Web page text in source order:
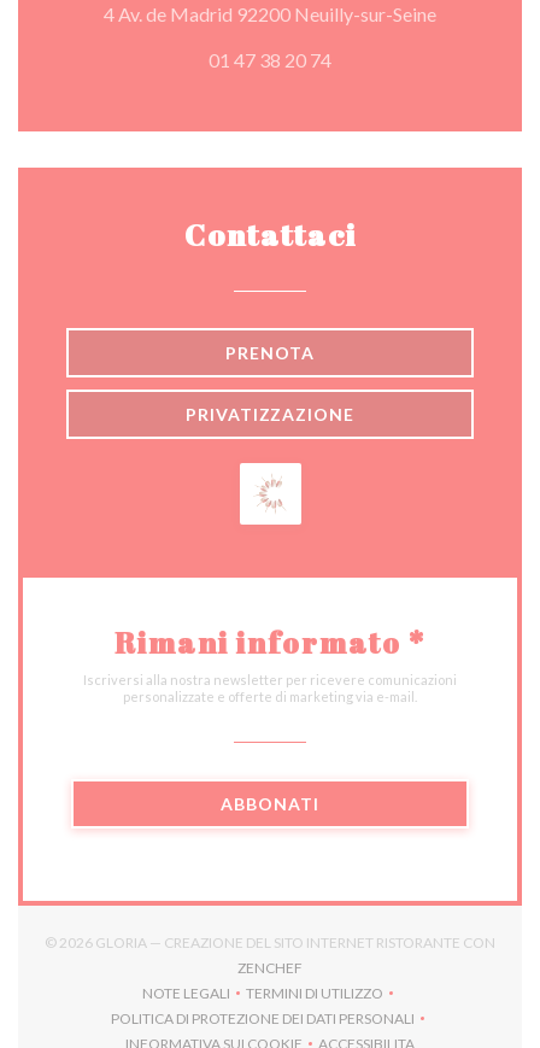
4 Av. de Madrid 92200 Neuilly-sur-Seine((apre una
01 47 38 20 74
Contattaci
PRENOTA
PRIVATIZZAZIONE
Rimani informato *
Iscriversi alla nostra newsletter per ricevere comunicazioni
personalizzate e offerte di marketing via e-mail.
ABBONATI
© 2026 GLORIA — CREAZIONE DEL SITO INTERNET RISTORANTE CON
ZENCHEF
NOTE LEGALI
((APRE UNA NUOVA FINESTRA))
TERMINI DI UTILIZZO
((APRE UNA NUOVA FINESTRA))
POLITICA DI PROTEZIONE DEI DATI PERSONALI
((APRE UNA NUOVA FINESTRA))
INFORMATIVA SUI COOKIE
ACCESSIBILITA